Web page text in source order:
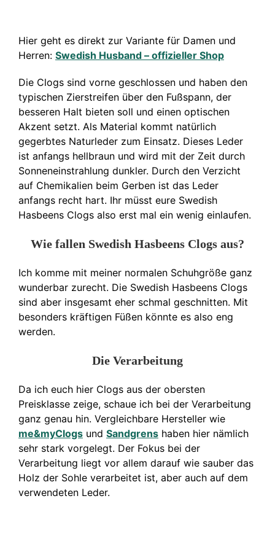
Hier geht es direkt zur Variante für Damen und
Herren: Swedish Husband – offizieller Shop
Die Clogs sind vorne geschlossen und haben den
typischen Zierstreifen über den Fußspann, der
besseren Halt bieten soll und einen optischen
Akzent setzt. Als Material kommt natürlich
gegerbtes Naturleder zum Einsatz. Dieses Leder
ist anfangs hellbraun und wird mit der Zeit durch
Sonneneinstrahlung dunkler. Durch den Verzicht
auf Chemikalien beim Gerben ist das Leder
anfangs recht hart. Ihr müsst eure Swedish
Hasbeens Clogs also erst mal ein wenig einlaufen.
Wie fallen Swedish Hasbeens Clogs aus?
Ich komme mit meiner normalen Schuhgröße ganz
wunderbar zurecht. Die Swedish Hasbeens Clogs
sind aber insgesamt eher schmal geschnitten. Mit
besonders kräftigen Füßen könnte es also eng
werden.
Die Verarbeitung
Da ich euch hier Clogs aus der obersten
Preisklasse zeige, schaue ich bei der Verarbeitung
ganz genau hin. Vergleichbare Hersteller wie
me&myClogsund Sandgrenshaben hier nämlich
sehr stark vorgelegt. Der Fokus bei der
Verarbeitung liegt vor allem darauf wie sauber das
Holz der Sohle verarbeitet ist, aber auch auf dem
verwendeten Leder.